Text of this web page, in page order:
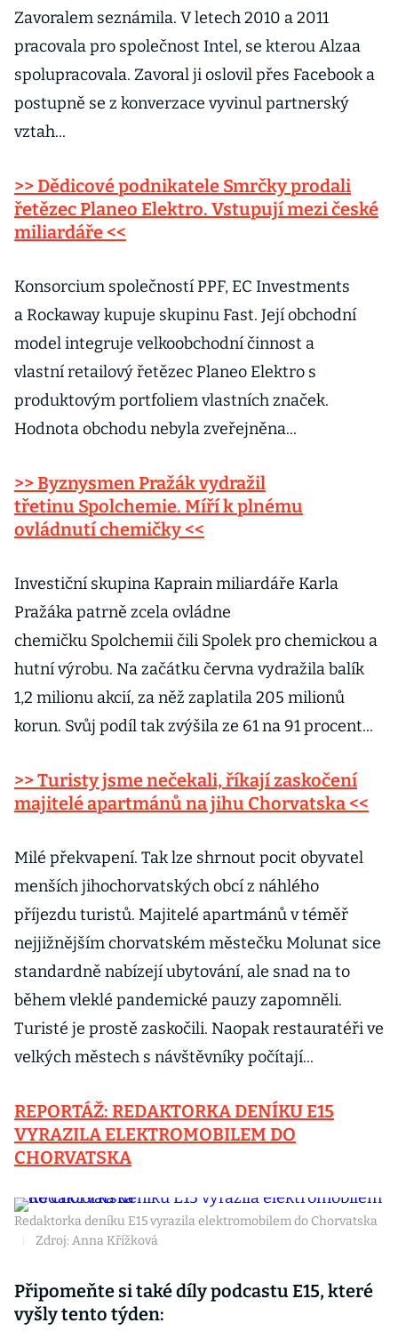
Zavoralem seznámila. V letech 2010 a 2011
pracovala pro společnost Intel, se kterou Alzaa
spolupracovala. Zavoral ji oslovil přes Facebook a
postupně se z konverzace vyvinul partnerský
vztah...
>> Dědicové podnikatele Smrčky prodali
řetězec Planeo Elektro. Vstupují mezi české
miliardáře <<
Konsorcium společností PPF, EC Investments
a Rockaway kupuje skupinu Fast. Její obchodní
model integruje velkoobchodní činnost a
vlastní retailový řetězec Planeo Elektro s
produktovým portfoliem vlastních značek.
Hodnota obchodu nebyla zveřejněna...
>> Byznysmen Pražák vydražil
třetinu Spolchemie. Míří k plnému
ovládnutí chemičky <<
Investiční skupina Kaprain miliardáře Karla
Pražáka patrně zcela ovládne
chemičku Spolchemii čili Spolek pro chemickou a
hutní výrobu. Na začátku června vydražila balík
1,2 milionu akcií, za něž zaplatila 205 milionů
korun. Svůj podíl tak zvýšila ze 61 na 91 procent...
>> Turisty jsme nečekali, říkají zaskočení
majitelé apartmánů na jihu Chorvatska <<
Milé překvapení. Tak lze shrnout pocit obyvatel
menších jihochorvatských obcí z náhlého
příjezdu turistů. Majitelé apartmánů v téměř
nejjižnějším chorvatském městečku Molunat sice
standardně nabízejí ubytování, ale snad na to
během vleklé pandemické pauzy zapomněli.
Turisté je prostě zaskočili. Naopak restauratéři ve
velkých městech s návštěvníky počítají...
REPORTÁŽ: REDAKTORKA DENÍKU E15
VYRAZILA ELEKTROMOBILEM DO
CHORVATSKA
Redaktorka deníku E15 vyrazila elektromobilem do Chorvatska
Zdroj: Anna Křížková
Připomeňte si také díly podcastu E15, které
vyšly tento týden: